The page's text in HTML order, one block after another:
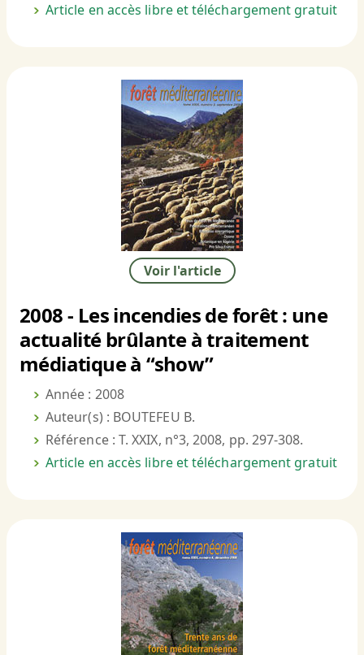
Article en accès libre et téléchargement gratuit
Voir l'article
2008 - Les incendies de forêt : une
actualité brûlante à traitement
médiatique à “show”
Année : 2008
Auteur(s) : BOUTEFEU B.
Référence : T. XXIX, n°3, 2008, pp. 297-308.
Article en accès libre et téléchargement gratuit